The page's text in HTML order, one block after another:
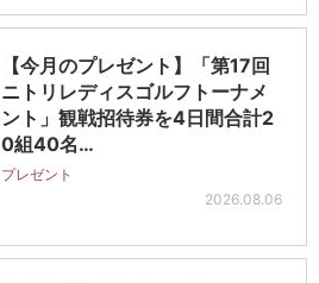
【今月のプレゼント】「第17回
ニトリレディスゴルフトーナメ
ント」観戦招待券を4日間合計2
0組40名…
プレゼント
2026.08.06